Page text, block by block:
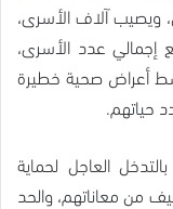
آلاف الأسرى،
إجمالي عدد الأسرى،
أعراض صحية خطيرة
حياتهم.
العاجل لحماية
من معاناتهم، والحد